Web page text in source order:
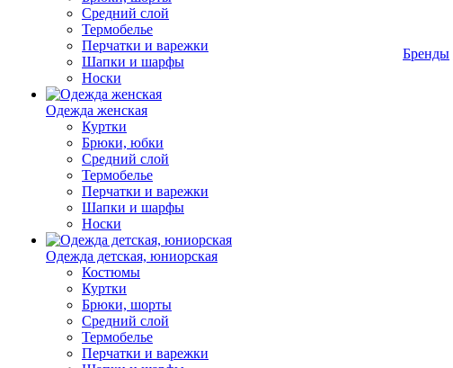
Средний слой
Термобелье
Перчатки и варежки
Шапки и шарфы
Носки
Одежда женская
Куртки
Брюки, юбки
Средний слой
Термобелье
Перчатки и варежки
Шапки и шарфы
Носки
Одежда детская, юниорская
Костюмы
Куртки
Брюки, шорты
Средний слой
Термобелье
Перчатки и варежки
Бренды